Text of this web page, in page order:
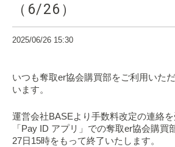
（6/26）
2025/06/26 15:30
いつも奪取er協会購買部をご利用いた
います。
運営会社BASEより手数料改定の連絡を
「Pay ID アプリ」での奪取er協会購買
27日15時をもって終了いたします。